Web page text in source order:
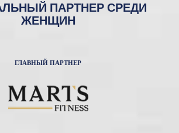
ПАРТНЕР СРЕДИ
ЖЕНЩИН
ГЛАВНЫЙ ПАРТНЕР